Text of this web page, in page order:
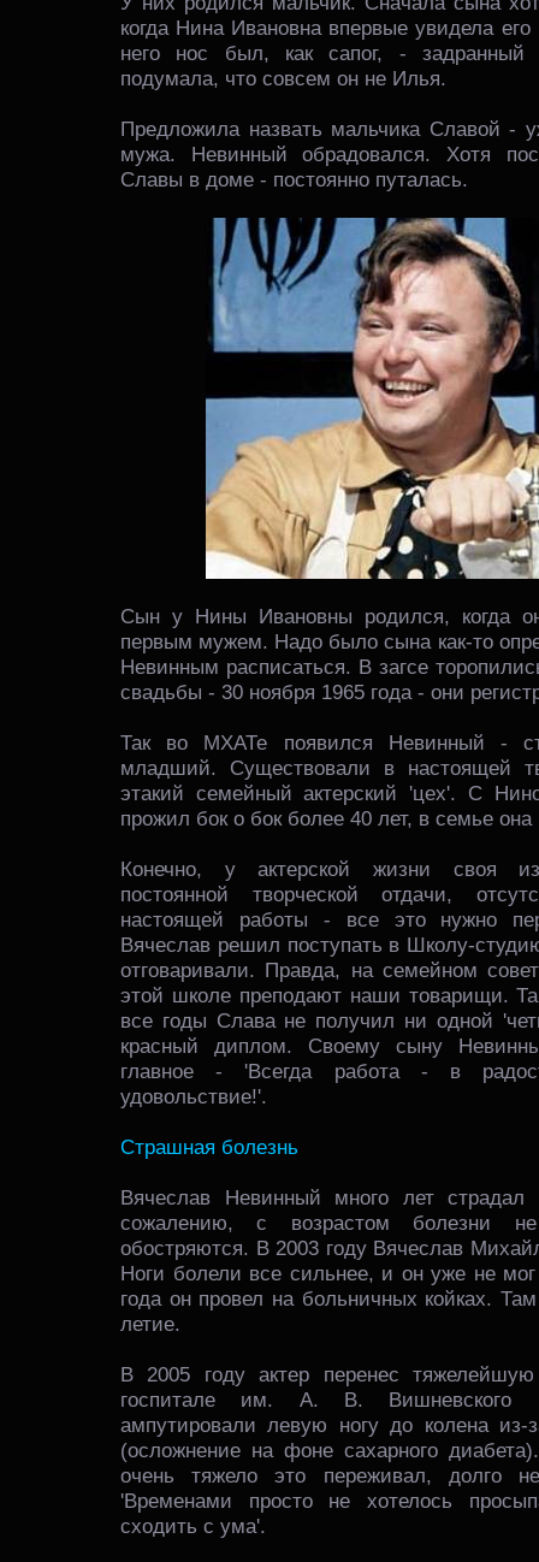
когда Нина Ивановна впервые увидела
него нос был, как сапог, - задранный
подумала, что совсем он не Илья.
Предложила назвать мальчика Славой -
мужа. Невинный обрадовался. Хотя
Славы в доме - постоянно путалась.
Сын у Нины Ивановны родился, когда
первым мужем. Надо было сына как-то
Невинным расписаться. В загсе
свадьбы - 30 ноября 1965 года - они
Так во МХАТе появился Невинный -
младший. Существовали в настоящей
этакий семейный актерский 'цех'. С
прожил бок о бок более 40 лет, в семье
Конечно, у актерской жизни своя
постоянной творческой отдачи,
настоящей работы - все это нужно
Вячеслав решил поступать в Школу-
отговаривали. Правда, на семейном
этой школе преподают наши товарищи.
все годы Слава не получил ни одной
красный диплом. Своему сыну
главное - 'Всегда работа - в
удовольствие!'.
Страшная болезнь
Вячеслав Невинный много лет
сожалению, с возрастом болезни
обостряются. В 2003 году Вячеслав
Ноги болели все сильнее, и он уже не
года он провел на больничных койках.
летие.
В 2005 году актер перенес
госпитале им. А. В. Вишневского
ампутировали левую ногу до колена из-
(осложнение на фоне сахарного
очень тяжело это переживал, долго
'Временами просто не хотелось
сходить с ума'.